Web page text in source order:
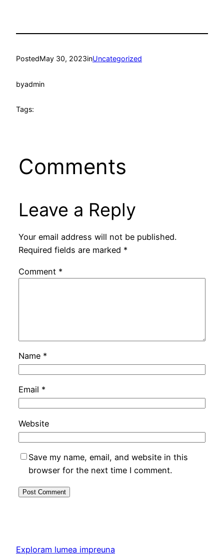
PostedMay 30, 2023inUncategorized
byadmin
Tags:
Comments
Leave a Reply
Your email address will not be published.
Required fields are marked *
Comment *
Name *
Email *
Website
Save my name, email, and website in this
browser for the next time I comment.
Exploram lumea impreuna